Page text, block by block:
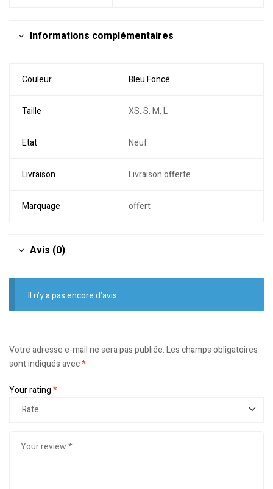
Informations complémentaires
Couleur Bleu Foncé
Taille XS, S, M, L
Etat Neuf
Livraison Livraison offerte
Marquage offert
Avis (0)
Il n’y a pas encore d’avis.
Votre adresse e-mail ne sera pas publiée.Les champs obligatoires
sont indiqués avec*
Your rating*